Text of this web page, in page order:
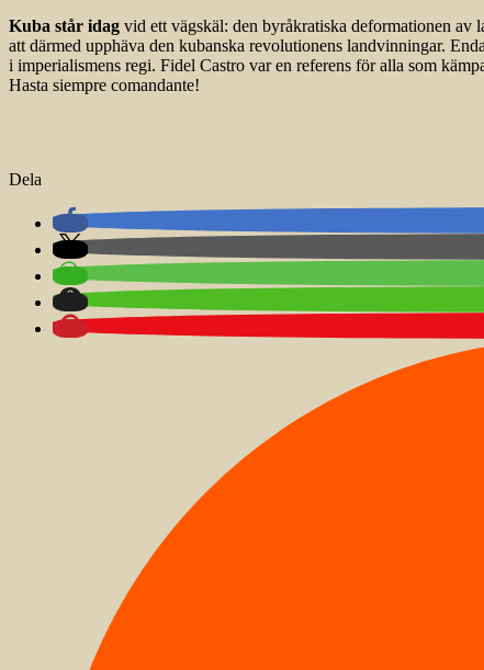
Kuba står idag vid ett vägskäl: den byråkratiska deformationen av
att därmed upphäva den kubanska revolutionens landvinningar.
i imperialismens regi. Fidel Castro var en referens för alla som
Hasta siempre comandante!
Dela